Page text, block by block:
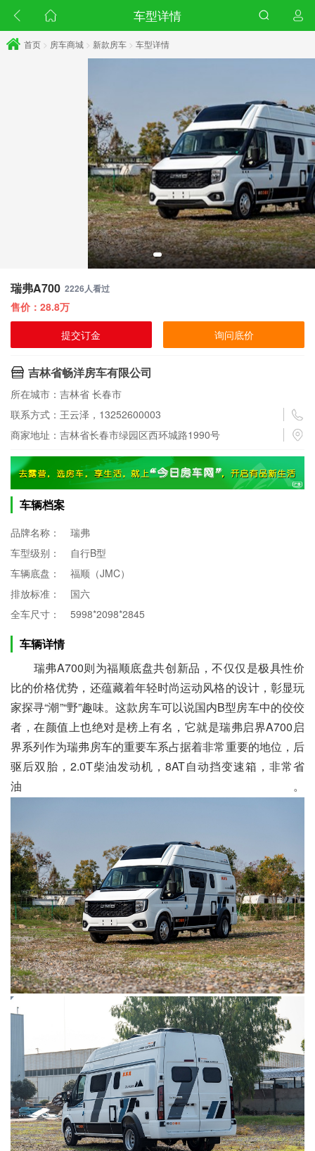
车型详情
首页 > 房车商城 > 新款房车 > 车型详情
瑞弗A700 2226人看过
售价：28.8万
提交订金
询问底价
吉林省畅洋房车有限公司
所在城市：吉林省 长春市
联系方式：王云泽，13252600003
商家地址：吉林省长春市绿园区西环城路1990号
车辆档案
品牌名称：
瑞弗
车型级别：
自行B型
车辆底盘：
福顺（JMC）
排放标准：
国六
全车尺寸：
5998*2098*2845
车辆详情
瑞弗A700则为福顺底盘共创新品，不仅仅是极具性价
比的价格优势，还蕴藏着年轻时尚运动风格的设计，彰显玩
家探寻“潮”“野”趣味。这款房车可以说国内B型房车中的佼佼
者，在颜值上也绝对是榜上有名，它就是瑞弗启界A700启
界系列作为瑞弗房车的重要车系占据着非常重要的地位，后
驱后双胎，2.0T柴油发动机，8AT自动挡变速箱，非常省
油。